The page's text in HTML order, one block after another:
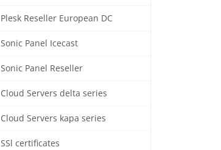
Plesk Reseller European DC
Sonic Panel Icecast
Sonic Panel Reseller
Cloud Servers delta series
Cloud Servers kapa series
SSl certificates